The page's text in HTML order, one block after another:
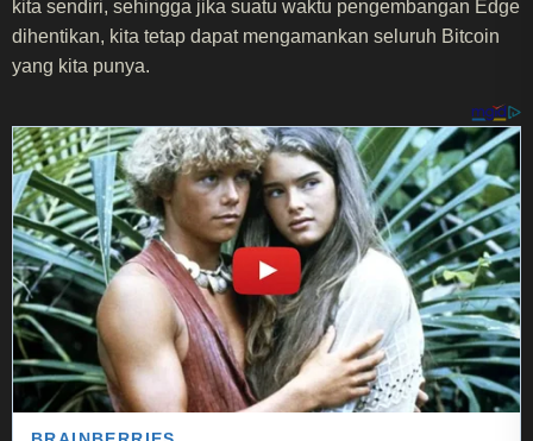
kita sendiri, sehingga jika suatu waktu pengembangan Edge
dihentikan, kita tetap dapat mengamankan seluruh Bitcoin
yang kita punya.